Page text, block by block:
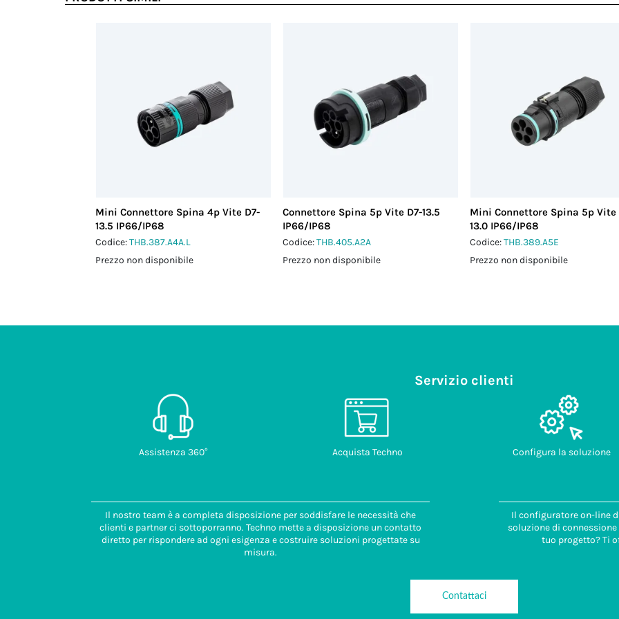
Mini Connettore Spina 4p Vite D7-
13.5 IP66/IP68
Codice:THB.387.A4A.L
Prezzo non disponibile
Connettore Spina 5p Vite D7-13.5
IP66/IP68
Codice:THB.405.A2A
Prezzo non disponibile
Mini Connettore Spina 5p Vite
13.0 IP66/IP68
Codice:THB.389.A5E
Prezzo non disponibile
Servizio clienti
Assistenza 360° Acquista Techno Configura la soluzione
Il nostro team è a completa disposizione per soddisfare le necessità che
clienti e partner ci sottoporranno. Techno mette a disposizione un contatto
diretto per rispondere ad ogni esigenza e costruire soluzioni progettate su
misura.
Il configuratore on-line
soluzione di
tuo progetto? Ti
Contattaci